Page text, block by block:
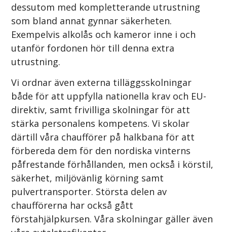
dessutom med kompletterande utrustning
som bland annat gynnar säkerheten.
Exempelvis alkolås och kameror inne i och
utanför fordonen hör till denna extra
utrustning.
Vi ordnar även externa tilläggsskolningar
både för att uppfylla nationella krav och EU-
direktiv, samt frivilliga skolningar för att
stärka personalens kompetens. Vi skolar
därtill våra chaufförer på halkbana för att
förbereda dem för den nordiska vinterns
påfrestande förhållanden, men också i körstil,
säkerhet, miljövänlig körning samt
pulvertransporter. Största delen av
chaufförerna har också gått
förstahjälpkursen. Våra skolningar gäller även